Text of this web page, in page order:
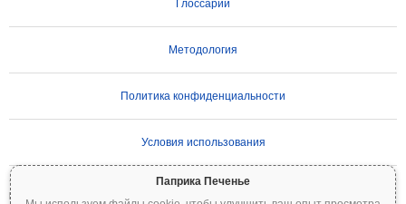
Паприка Печенье
Глоссарий
Методология
Политика конфиденциальности
Условия использования
ВАЖНОЕ ПРЕДУПРЕЖДЕНИЕ: